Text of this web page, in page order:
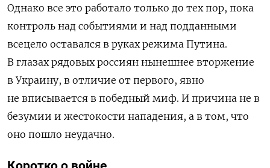
Однако все это работало только до тех пор, пока
контроль над событиями и над подданными
всецело оставался в руках режима Путина.
В глазах рядовых россиян нынешнее вторжение
в Украину, в отличие от первого, явно
не вписывается в победный миф. И причина не в
безумии и жестокости нападения, а в том, что
оно пошло неудачно.